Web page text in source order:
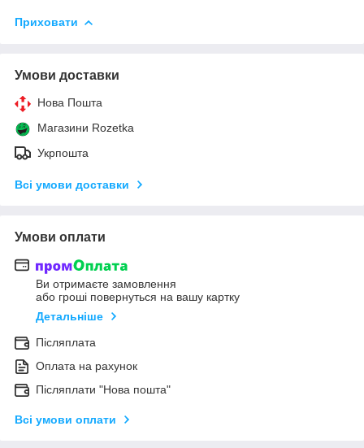
Приховати
Умови доставки
Нова Пошта
Магазини Rozetka
Укрпошта
Всі умови доставки
Умови оплати
Ви отримаєте замовлення
або гроші повернуться на вашу картку
Детальніше
Післяплата
Оплата на рахунок
Післяплати "Нова пошта"
Всі умови оплати